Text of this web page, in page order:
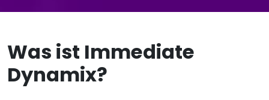
Was ist Immediate
Dynamix?